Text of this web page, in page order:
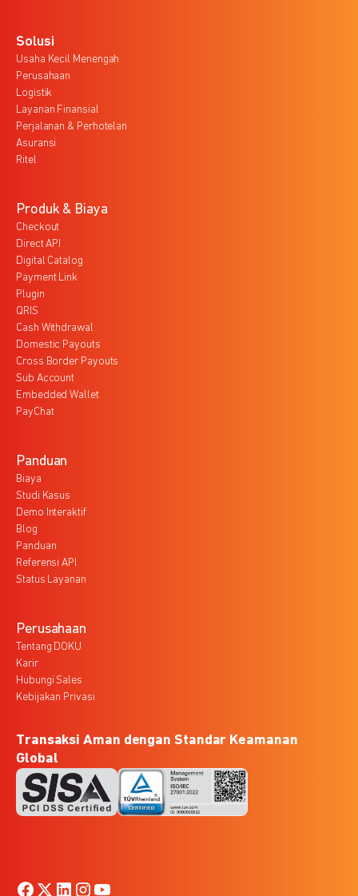
Solusi
Usaha Kecil Menengah
Perusahaan
Logistik
Layanan Finansial
Perjalanan & Perhotelan
Asuransi
Ritel
Produk & Biaya
Checkout
Direct API
Digital Catalog
Payment Link
Plugin
QRIS
Cash Withdrawal
Domestic Payouts
Cross Border Payouts
Sub Account
Embedded Wallet
PayChat
Panduan
Biaya
Studi Kasus
Demo Interaktif
Blog
Panduan
Referensi API
Status Layanan
Perusahaan
Tentang DOKU
Karir
Hubungi Sales
Kebijakan Privasi
Transaksi Aman dengan Standar Keamanan
Global